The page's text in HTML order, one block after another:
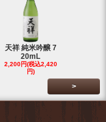
天祥 純米吟醸 7
20mL
2,200円(税込2,420
円)
>